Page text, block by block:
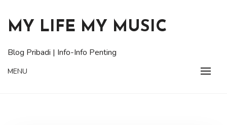
content
MY LIFE MY MUSIC
Blog Pribadi | Info-Info Penting
MENU